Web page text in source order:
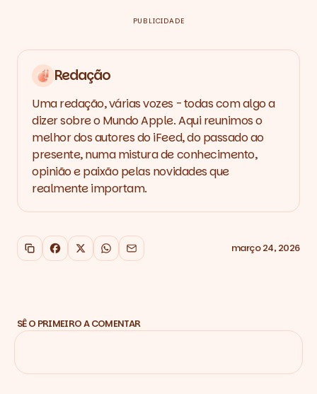
PUBLICIDADE
Redação
Uma redação, várias vozes - todas com algo a
dizer sobre o Mundo Apple. Aqui reunimos o
melhor dos autores do iFeed, do passado ao
presente, numa mistura de conhecimento,
opinião e paixão pelas novidades que
realmente importam.
Copiar link
Facebook
X WhatsApp
Email março 24, 2026
SÊ O PRIMEIRO A COMENTAR